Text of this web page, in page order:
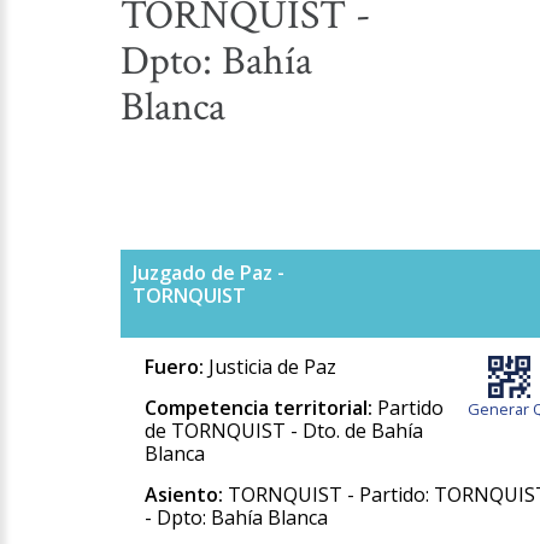
TORNQUIST -
Dpto: Bahía
Blanca
Juzgado de Paz -
TORNQUIST
Generar
Fuero: Justicia de Paz
Competencia territorial: Partido
de TORNQUIST - Dto. de Bahía
Blanca
Asiento: TORNQUIST - Partido:
- Dpto: Bahía Blanca